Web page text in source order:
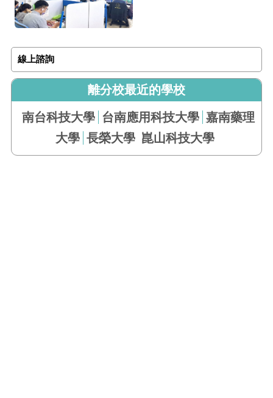
線上諮詢
離分校最近的學校
南台科技大學 台南應用科技大學 嘉南藥理
大學 長榮大學 崑山科技大學